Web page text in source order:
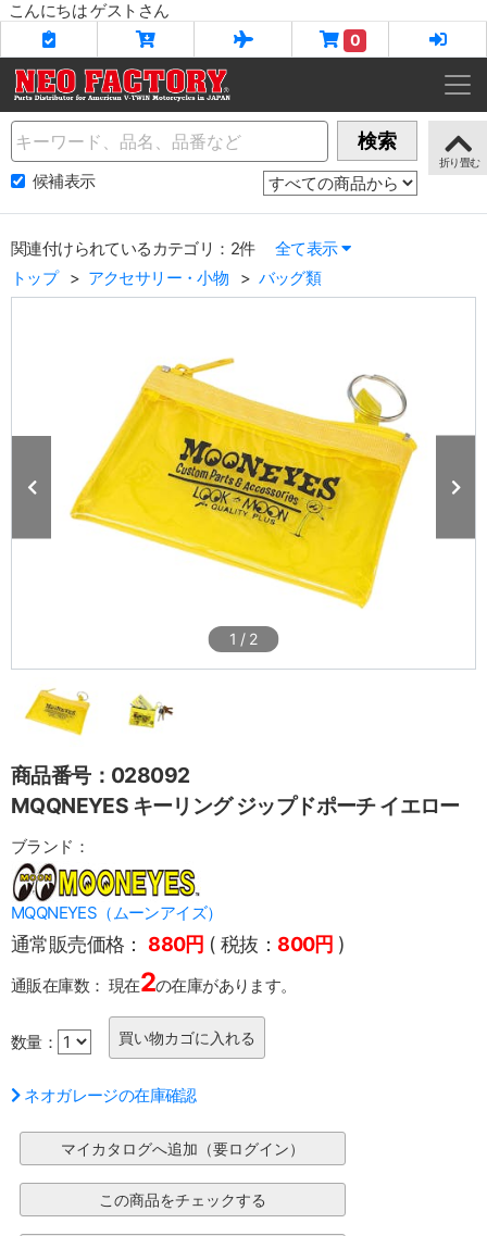
こんにちは ゲストさん
0
Name 検索
候補表示
関連付けられているカテゴリ：2件
全て表示
トップ
アクセサリー・小物 バッグ類
1 / 2
商品番号：028092
MQQNEYES キーリング ジップドポーチ イエロー
ブランド：
MQQNEYES（ムーンアイズ）
通常販売価格： 880円 ( 税抜： 800円 )
通販在庫数： 現在2の在庫があります。
数量：
ネオガレージの在庫確認